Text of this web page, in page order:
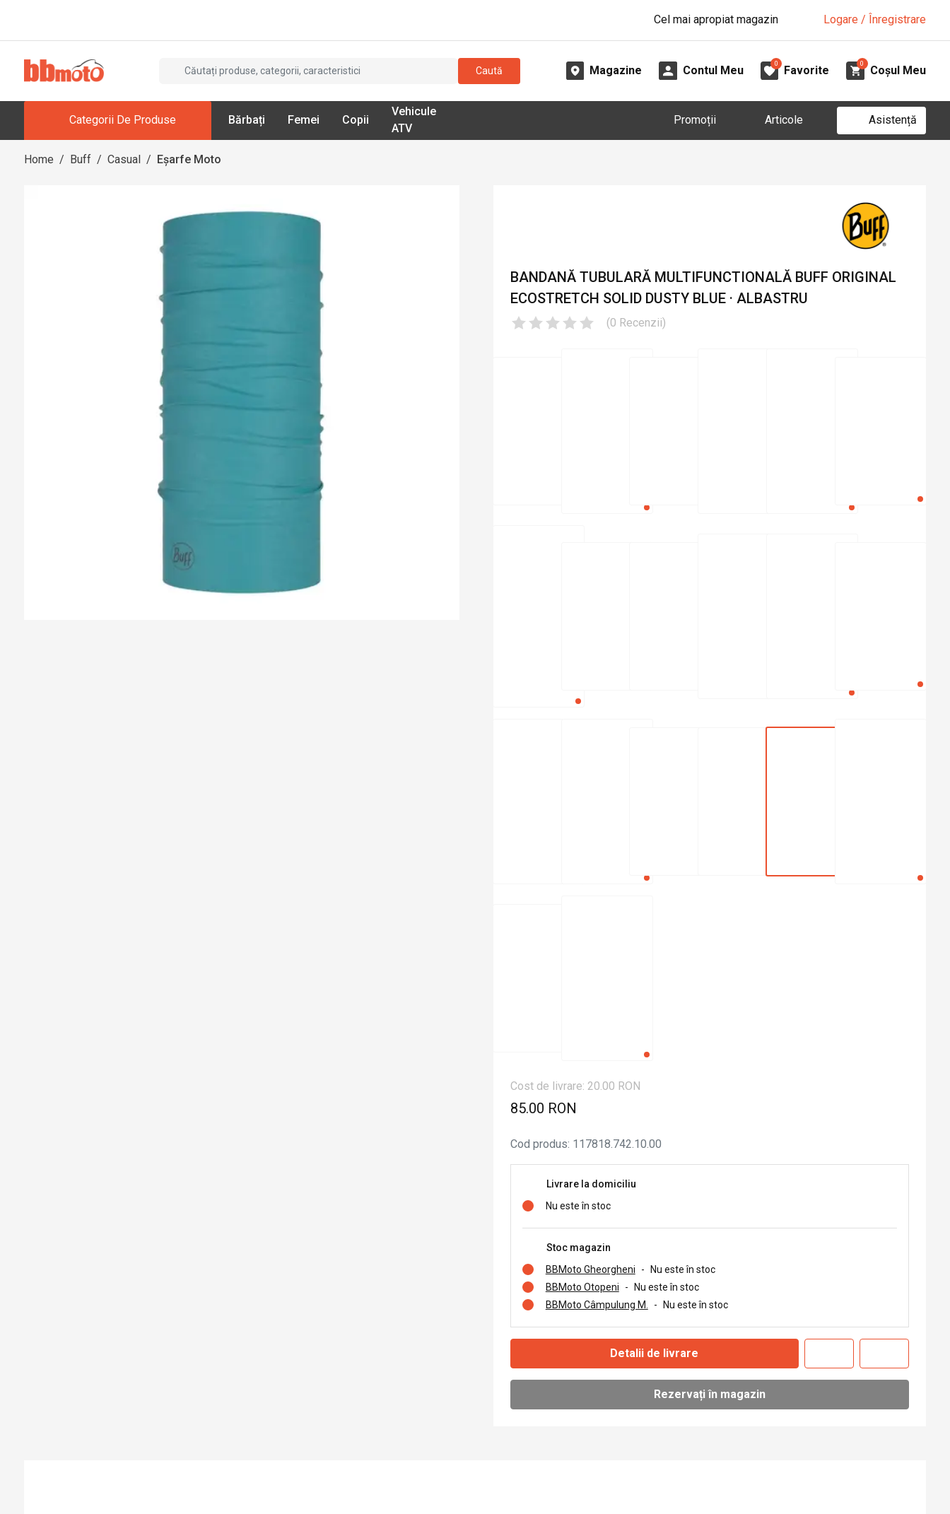
Cel mai apropiat magazin Logare / Înregistrare
Caută Magazine Contul Meu
0
Favorite
0
Coșul Meu
Categorii De Produse Bărbați Femei Copii
Vehicule
ATV
Promoții Articole Asistență
Home / Buff / Casual / Eșarfe Moto
BANDANĂ TUBULARĂ MULTIFUNCTIONALĂ BUFF ORIGINAL
ECOSTRETCH SOLID DUSTY BLUE · ALBASTRU
(0 Recenzii)
Cost de livrare: 20.00 RON
85.00 RON
Cod produs: 117818.742.10.00
Livrare la domiciliu
Nu este în stoc
Stoc magazin
BBMoto Gheorgheni
-
Nu este în stoc
BBMoto Otopeni
-
Nu este în stoc
BBMoto Câmpulung M.
- Nu este în stoc
Detalii de livrare
Rezervați în magazin